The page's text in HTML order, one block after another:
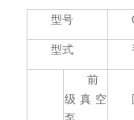
型号
型式
前
级真空